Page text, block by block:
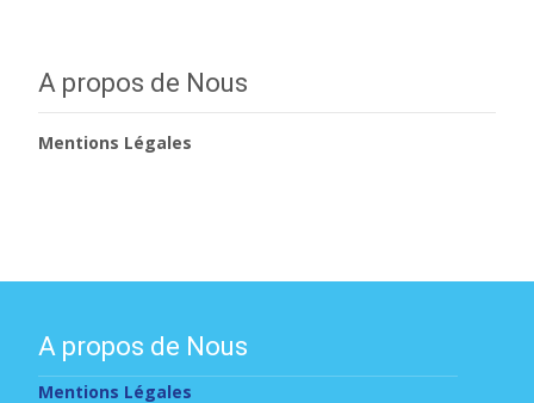
A propos de Nous
Mentions Légales
A propos de Nous
Mentions Légales